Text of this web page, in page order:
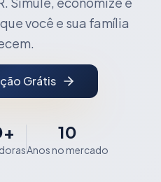
você e sua família
Grátis
10
Anos no mercado